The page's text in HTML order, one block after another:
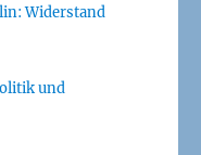
Widerstand
und